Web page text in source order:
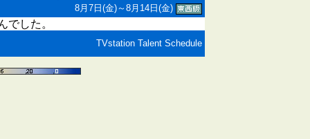
8月7日(金)～8月14日(金)
でした。
TVstation Talent Schedule